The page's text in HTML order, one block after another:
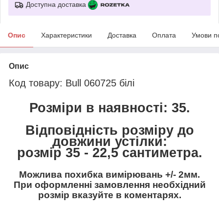
Доступна доставка
Опис Характеристики Доставка Оплата Умови
Опис
Код товару: Bull 060725 білі
Розміри в наявності: 35.
Відповідність розміру до
довжини устілки:
розмір 35 - 22,5 сантиметра.
Можлива похибка вимірювань +/- 2мм.
При оформленні замовлення необхідний
розмір вказуйте в коментарях.